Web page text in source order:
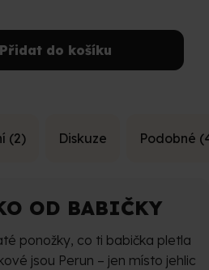
Přidat do košíku
Podobné
(2) Diskuze
OD BABIČKY
ponožky, co ti babička pletla
jsou Perun – jen místo jehlic